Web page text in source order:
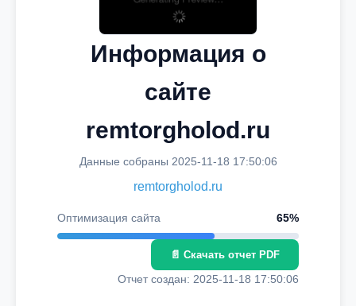
Информация о
сайте
remtorgholod.ru
Данные собраны 2025-11-18 17:50:06
remtorgholod.ru
Оптимизация сайта 65%
📄 Скачать отчет PDF
Отчет создан: 2025-11-18 17:50:06